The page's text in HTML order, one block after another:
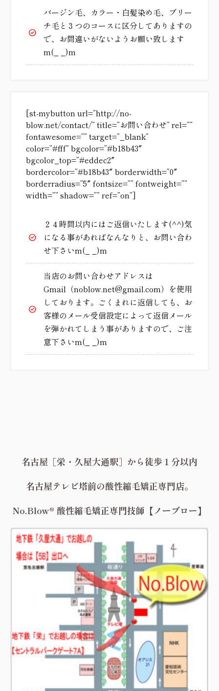
バージン毛、カラー・白髪染め毛、ブリー
チ毛と３つのコースに区分してありますの
で、お間違いがないようお願い致します
m(_ _)m
[st-mybutton url=”http://no-
blow.net/contact/” title=”お問い合わせ” rel=””
fontawesome=”” target=”_blank”
color=”#fff” bgcolor=”#b18b43″
bgcolor_top=”#eddec2″
bordercolor=”#b18b43″ borderwidth=”0″
borderradius=”5″ fontsize=”” fontweight=””
width=”” shadow=”” ref=”on”]
２４時間以内にはご返信いたします(^^)気
になる事があればなんなりと、お問い合わ
せ下さいm(_ _)m
当店のお問い合わせアドレスは
Gmail（noblow.net@gmail.com）を使用
しております。ごくまれに返信しても、お
客様のメール受信設定によって返信メール
を弾かれてしまう事がありますので、ご注
意下さいm(_ _)m
名古屋［栄・久屋大通駅］から徒歩１分以内
名古屋テレビ塔前の酸性縮毛矯正専門店。
No.Blow® 酸性縮毛矯正専門技師【ノーブロー】